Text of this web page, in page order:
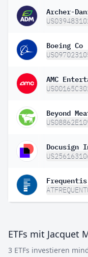
Archer-
Boeing Co
AMC
Beyond
Docusign
Frequentis
ETFs mit Jacquet
3 ETFs investieren